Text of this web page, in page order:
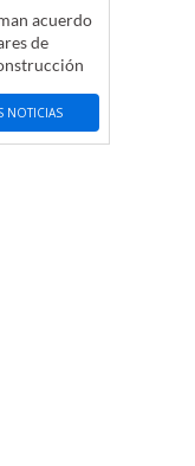
acuerdo
de
NOTICIAS